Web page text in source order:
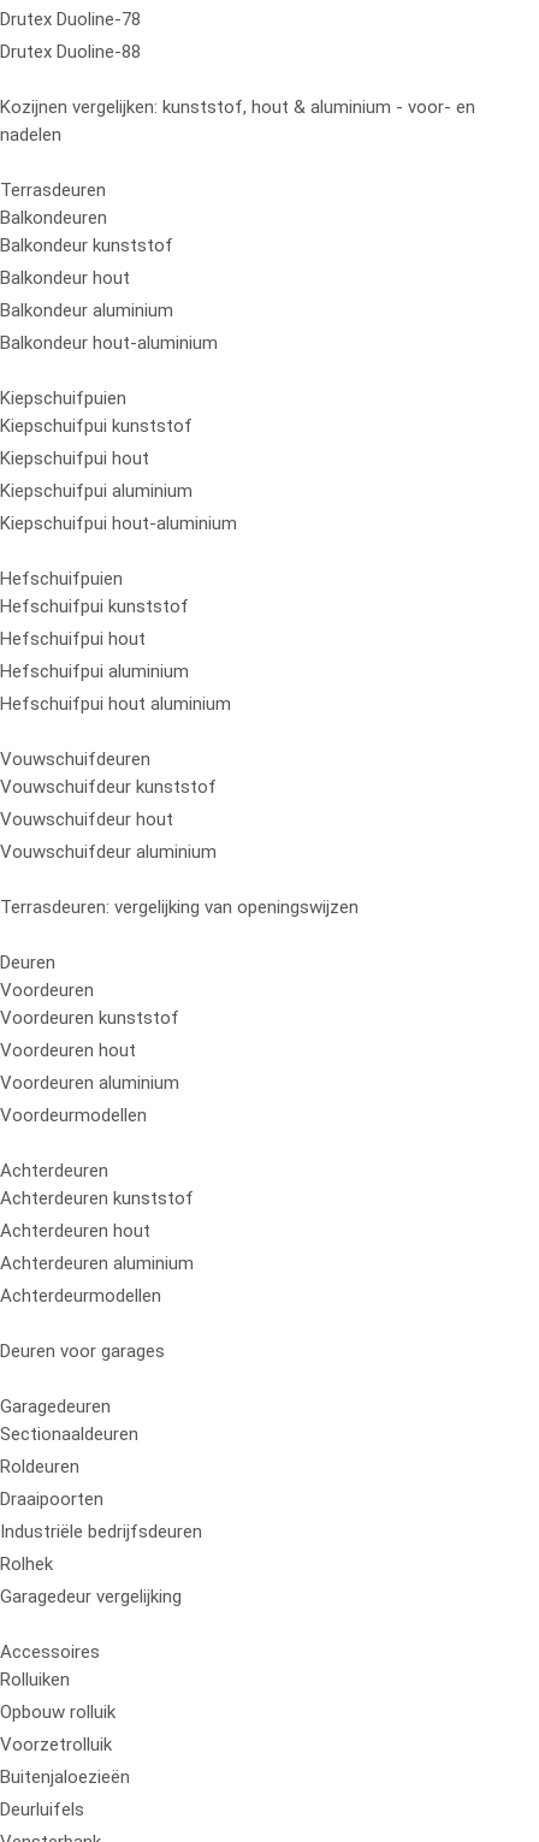
Drutex Duoline-78
Drutex Duoline-88
Kozijnen vergelijken: kunststof, hout & aluminium - voor- en
nadelen
Terrasdeuren
Balkondeuren
Balkondeur kunststof
Balkondeur hout
Balkondeur aluminium
Balkondeur hout-aluminium
Kiepschuifpuien
Kiepschuifpui kunststof
Kiepschuifpui hout
Kiepschuifpui aluminium
Kiepschuifpui hout-aluminium
Hefschuifpuien
Hefschuifpui kunststof
Hefschuifpui hout
Hefschuifpui aluminium
Hefschuifpui hout aluminium
Vouwschuifdeuren
Vouwschuifdeur kunststof
Vouwschuifdeur hout
Vouwschuifdeur aluminium
Terrasdeuren: vergelijking van openingswijzen
Deuren
Voordeuren
Voordeuren kunststof
Voordeuren hout
Voordeuren aluminium
Voordeurmodellen
Achterdeuren
Achterdeuren kunststof
Achterdeuren hout
Achterdeuren aluminium
Achterdeurmodellen
Deuren voor garages
Garagedeuren
Sectionaaldeuren
Roldeuren
Draaipoorten
Industriële bedrijfsdeuren
Rolhek
Garagedeur vergelijking
Accessoires
Rolluiken
Opbouw rolluik
Voorzetrolluik
Buitenjaloezieën
Deurluifels